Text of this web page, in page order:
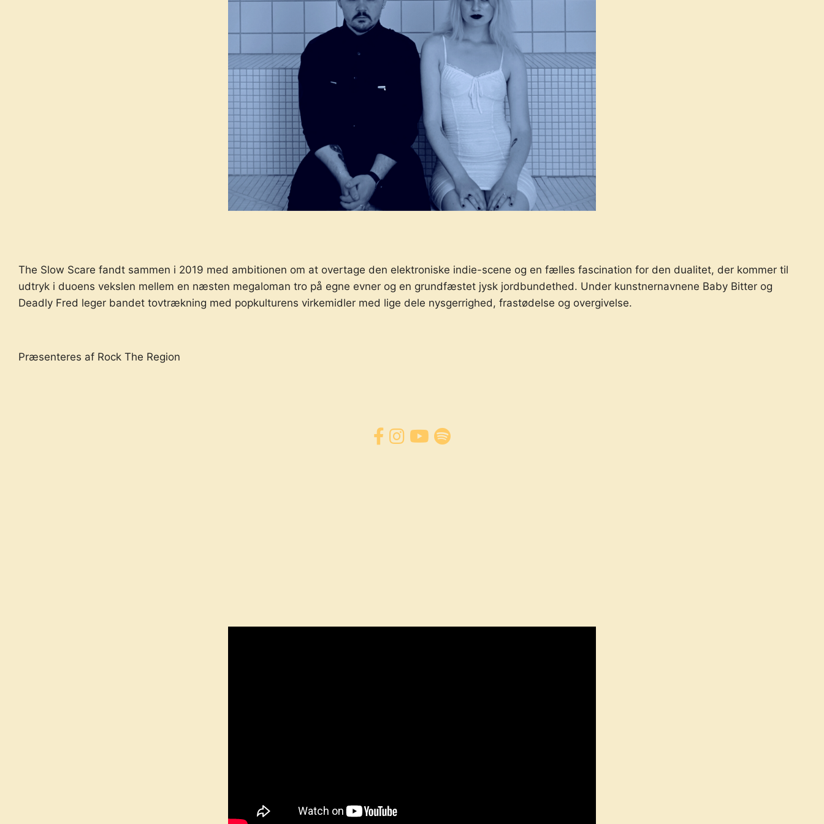
The Slow Scare fandt sammen i 2019 med ambitionen om at overtage den elektroniske indie-scene og en fælles fascination for den dualitet, der kommer til
udtryk i duoens vekslen mellem en næsten megaloman tro på egne evner og en grundfæstet jysk jordbundethed. Under kunstnernavnene Baby Bitter og
Deadly Fred leger bandet tovtrækning med popkulturens virkemidler med lige dele nysgerrighed, frastødelse og overgivelse.
Præsenteres af Rock The Region